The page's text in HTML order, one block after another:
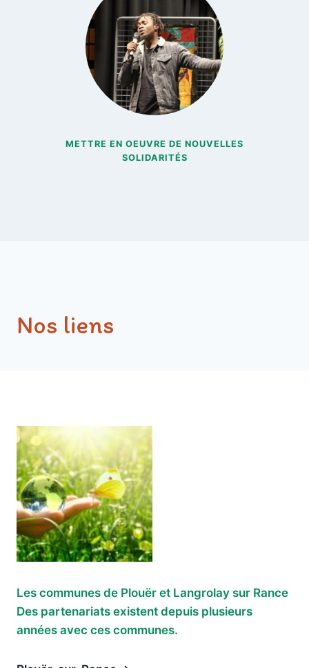
METTRE EN OEUVRE DE NOUVELLES
SOLIDARITÉS
Nos liens
Les communes de Plouër et Langrolay sur Rance
Des partenariats existent depuis plusieurs
années avec ces communes.